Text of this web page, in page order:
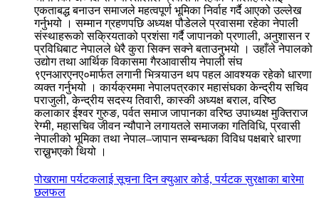
एकताबद्ध बनाउन समाजले महत्वपूर्ण भूमिका निर्वाह गर्दै आएको उल्लेख
गर्नुभयो । सम्मान ग्रहणपछि अध्यक्ष पौडेलले प्रवासमा रहेका नेपाली
संस्थाहरूको सक्रियताको प्रशंसा गर्दै जापानको प्रणाली, अनुशासन र
प्रविधिबाट नेपालले धेरै कुरा सिक्न सक्ने बताउनुभयो । उहाँले नेपालको
उद्योग तथा आर्थिक विकासमा गैरआवासीय नेपाली संघ
९एनआरएनए०मार्फत लगानी भित्र्याउन थप पहल आवश्यक रहेको धारणा
व्यक्त गर्नुभयो । कार्यक्रममा नेपालपत्रकार महासंघका केन्द्रीय सचिव
पराजुली, केन्द्रीय सदस्य तिवारी, कास्की अध्यक्ष बराल, वरिष्ठ
कलाकार ईश्वर गुरुङ, पर्वत समाज जापानका वरिष्ठ उपाध्यक्ष मुक्तिराज
रेग्मी, महासचिव जीवन न्यौपाने लगायतले समाजका गतिविधि, प्रवासी
नेपालीको भूमिका तथा नेपाल–जापान सम्बन्धका विविध पक्षबारे धारणा
राख्नुभएको थियो ।
पोखरामा पर्यटकलाई सूचना दिन क्युआर कोर्ड, पर्यटक सुरक्षाका बारेमा
छलफल